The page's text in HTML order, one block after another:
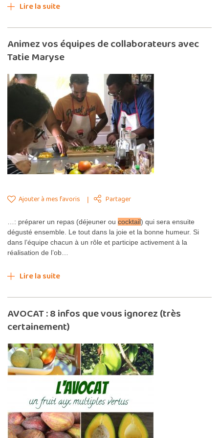
Lire la suite
Animez vos équipes de collaborateurs avec
Tatie Maryse
Ajouter à mes favoris Partager
…: préparer un repas (déjeuner ou cocktail) qui sera ensuite
dégusté ensemble. Le tout dans la joie et la bonne humeur. Si
dans l’équipe chacun à un rôle et participe activement à la
réalisation de l’ob…
Lire la suite
AVOCAT : 8 infos que vous ignorez (très
certainement)